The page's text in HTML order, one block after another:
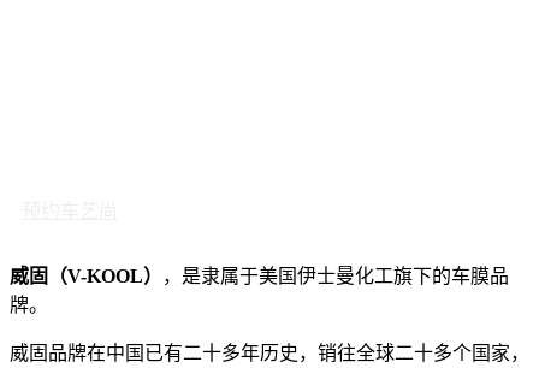
威固（V-KOOL）
，是隶属于美国伊士曼化工旗下的车膜品
牌。
威固品牌在中国已有二十多年历史，销往全球二十多个国家，